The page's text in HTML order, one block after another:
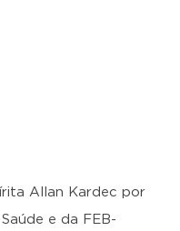
Allan Kardec por
e da FEB-